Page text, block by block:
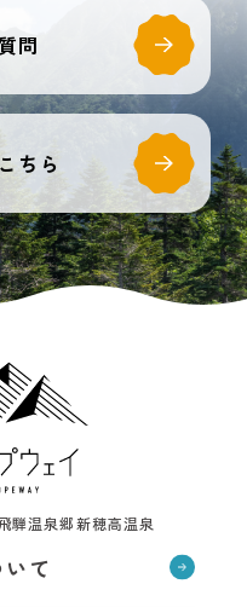
問
ちら
騨温泉郷新穂高温泉
て